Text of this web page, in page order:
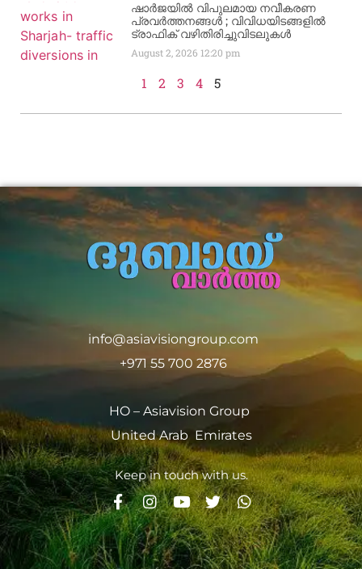
ഷാർജയിൽ വിപുലമായ നവീകരണ
പ്രവർത്തനങ്ങൾ ; വിവിധയിടങ്ങളിൽ
ട്രാഫിക് വഴിതിരിച്ചുവിടലുകൾ
August 2, 2026 12:20 pm
1 2 3 4 5
info@asiavisiongroup.com
+971 55 700 2876
HO – Asiavision Group
United Arab Emirates
Keep in touch with us.